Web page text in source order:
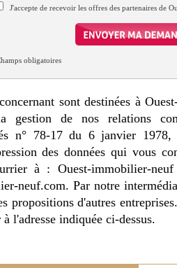
J'accepte de recevoir les offres des partenaires de
obligatoires
sont destinées à
gestion de nos relations
n° 78-17 du 6 janvier 1978,
des données qui vous
à : Ouest-immobilier-
neuf.com. Par notre
propositions d'autres
l'adresse indiquée ci-dessus.